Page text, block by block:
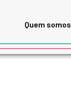
Quem somos